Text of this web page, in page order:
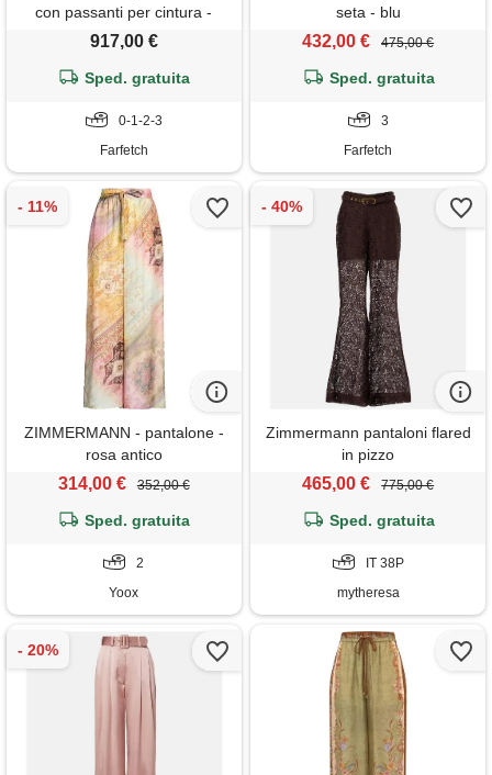
con passanti per cintura -
rosa
917,00 €
Sped. gratuita
0-1-2-3
Farfetch
seta - blu
432,00 € 475,00 €
Sped. gratuita
3
Farfetch
ZIMMERMANN - pantalone -
rosa antico
314,00 € 352,00 €
Sped. gratuita
2
Yoox
Zimmermann pantaloni flared
in pizzo
465,00 € 775,00 €
Sped. gratuita
IT 38P
mytheresa